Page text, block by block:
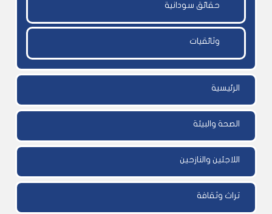
حقائق سودانية
وثائقيات
الرئيسية
الصحة والبيئة
اللاجئين والنازحين
تراث وثقافة